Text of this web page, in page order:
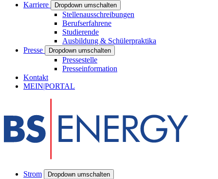
Karriere
Dropdown umschalten
Stellenausschreibungen
Berufserfahrene
Studierende
Ausbildung & Schülerpraktika
Presse
Dropdown umschalten
Pressestelle
Presseinformation
Kontakt
MEIN|PORTAL
Strom Dropdown umschalten